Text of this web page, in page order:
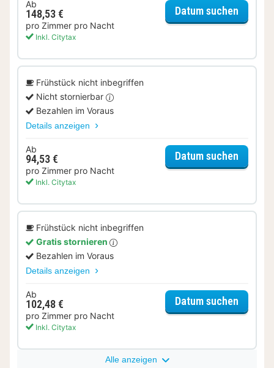
Ab
148,53 €
pro Zimmer pro Nacht
Inkl. Citytax
Datum suchen
Frühstück nicht inbegriffen
Nicht stornierbar
Bezahlen im Voraus
Details anzeigen
Ab
94,53 €
pro Zimmer pro Nacht
Inkl. Citytax
Datum suchen
Frühstück nicht inbegriffen
Gratis stornieren
Bezahlen im Voraus
Details anzeigen
Ab
102,48 €
pro Zimmer pro Nacht
Inkl. Citytax
Datum suchen
Alle anzeigen